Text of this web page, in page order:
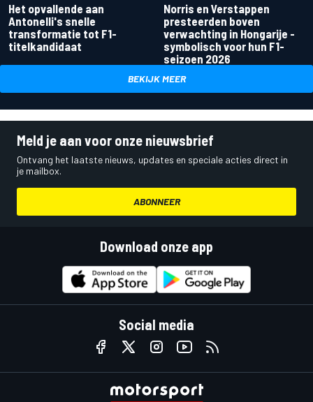
Het opvallende aan
Antonelli's snelle
transformatie tot F1-
titelkandidaat
Norris en Verstappen
presteerden boven
verwachting in Hongarije -
symbolisch voor hun F1-
seizoen 2026
BEKIJK MEER
Meld je aan voor onze nieuwsbrief
Ontvang het laatste nieuws, updates en speciale acties direct in
je mailbox.
ABONNEER
Download onze app
Social media